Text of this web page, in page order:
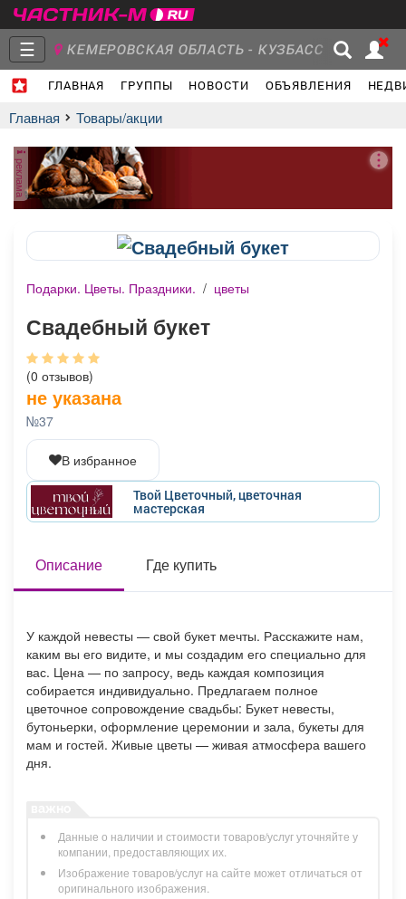
☰ КЕМЕРОВСКАЯ ОБЛАСТЬ - КУЗБАСС
ГЛАВНАЯ ГРУППЫ НОВОСТИ ОБЪЯВЛЕНИЯ
Главная
Объявления Недвижимость Услуги
Афиша
Товары Поздравления
Главная Товары/акции
реклама
Подарки. Цветы. Праздники. / цветы
Свадебный букет
(0 отзывов)
не указана
№37
В избранное
Твой Цветочный, цветочная
мастерская
Описание Где купить
У каждой невесты — свой букет мечты. Расскажите нам,
каким вы его видите, и мы создадим его специально для
вас. Цена — по запросу, ведь каждая композиция
собирается индивидуально. Предлагаем полное
цветочное сопровождение свадьбы: Букет невесты,
бутоньерки, оформление церемонии и зала, букеты для
мам и гостей. Живые цветы — живая атмосфера вашего
дня.
Данные о наличии и стоимости товаров/услуг уточняйте у
компании, предоставляющих их.
Изображение товаров/услуг на сайте может отличаться от
оригинального изображения.